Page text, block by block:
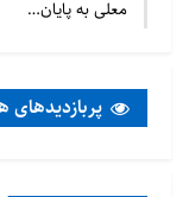
معلی به پایان…
پربازدید‌های